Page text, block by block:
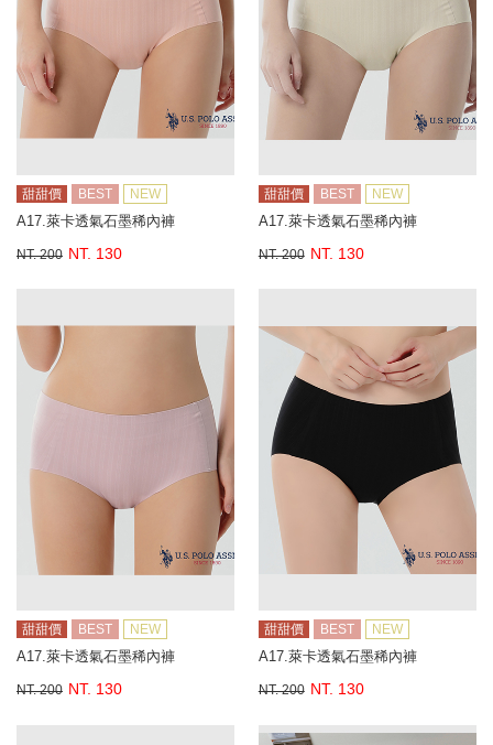
甜甜價 BEST NEW
A17.萊卡透氣石墨稀內褲
NT. 200 NT. 130
甜甜價 BEST NEW
A17.萊卡透氣石墨稀內褲
NT. 200 NT. 130
甜甜價 BEST NEW
A17.萊卡透氣石墨稀內褲
NT. 200 NT. 130
甜甜價 BEST NEW
A17.萊卡透氣石墨稀內褲
NT. 200 NT. 130